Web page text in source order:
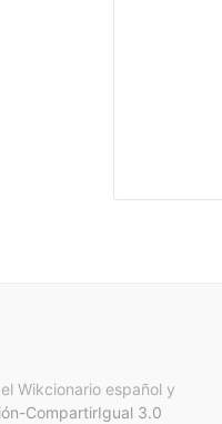
Wikcionario español y
CompartirIgual 3.0